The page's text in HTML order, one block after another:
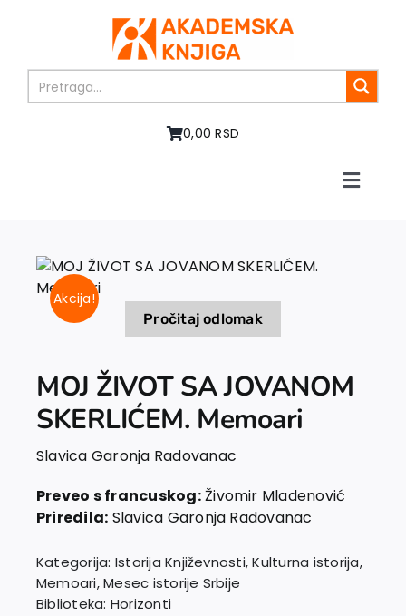
0,00 RSD
Toggle
Knjige
U pripremi
Vesti
EU PROJEKTI
Akcija!
Pročitaj odlomak
MOJ ŽIVOT SA JOVANOM
SKERLIĆEM. Memoari
Slavica Garonja Radovanac
Preveo s francuskog:Živomir Mladenović
Priredila: Slavica Garonja Radovanac
Kategorija: Istorija Književnosti,Kulturna istorija,
Memoari,Mesec istorije Srbije
Biblioteka: Horizonti